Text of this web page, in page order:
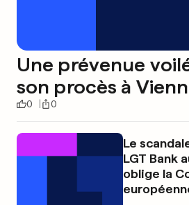
Une prévenue
son procès à
0 0
Le
LGT Bank
oblige la